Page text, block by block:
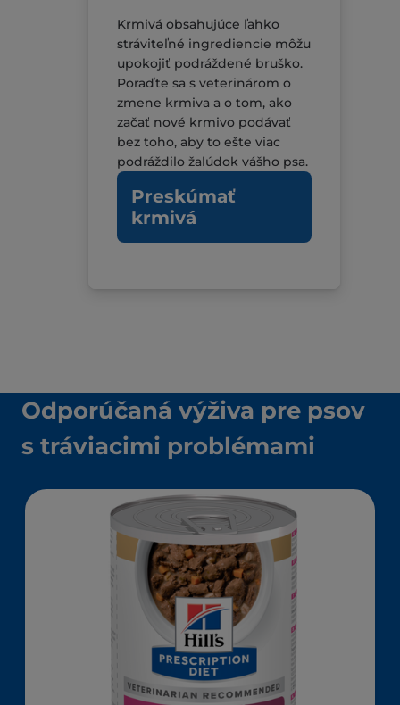
Krmivá obsahujúce ľahko
stráviteľné ingrediencie môžu
upokojiť podráždené bruško.
Poraďte sa s veterinárom o
zmene krmiva a o tom, ako
začať nové krmivo podávať
bez toho, aby to ešte viac
podráždilo žalúdok vášho psa.
Preskúmať
krmivá
Odporúčaná výživa pre psov
s tráviacimi problémami